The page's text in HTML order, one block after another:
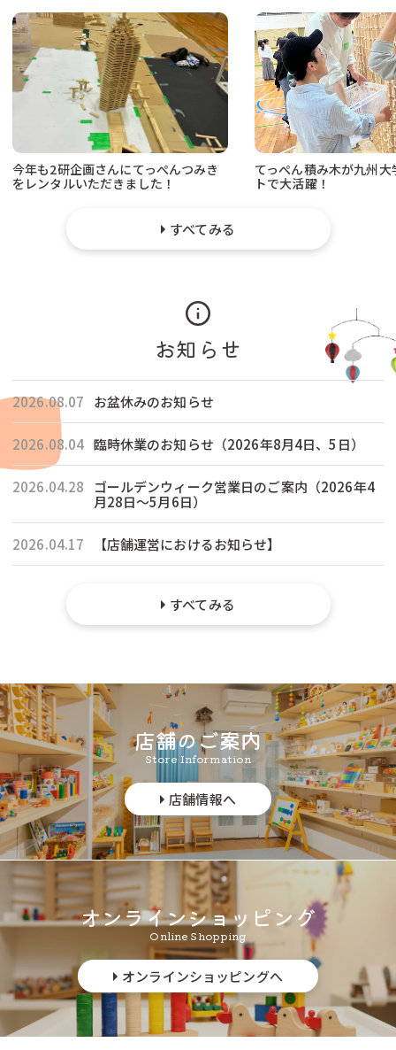
今年も2研企画さんにてっぺんつみき
をレンタルいただきました！
てっぺん積み木が九州
トで大活躍！
すべてみる
お知らせ
2026.08.07 お盆休みのお知らせ
2026.08.04 臨時休業のお知らせ（2026年8月4日、5日）
2026.04.28
ゴールデンウィーク営業日のご案内（2026年4
月28日〜5月6日）
2026.04.17 【店舗運営におけるお知らせ】
すべてみる
店舗のご案内
Store Information
店舗情報へ
オンラインショッピング
Online Shopping
オンラインショッピングへ